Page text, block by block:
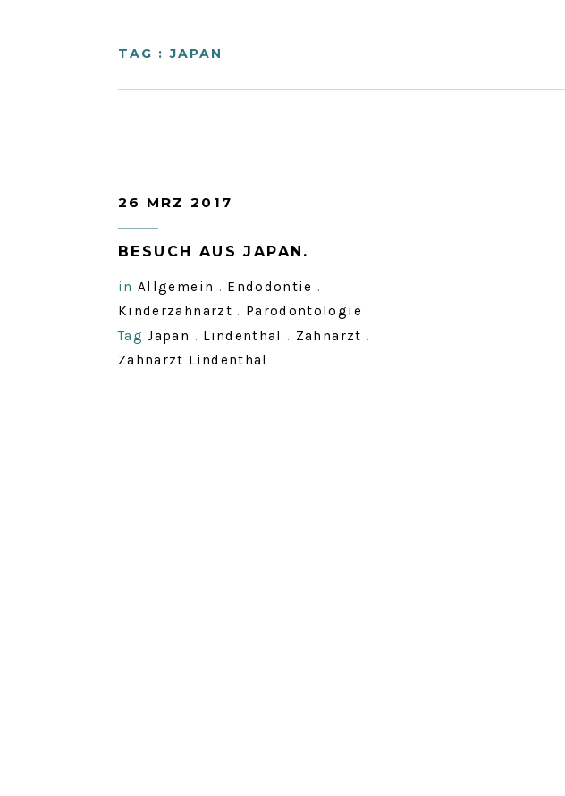
TAG : JAPAN
26 MRZ 2017
BESUCH AUS JAPAN.
in Allgemein . Endodontie .
Kinderzahnarzt . Parodontologie
Tag Japan . Lindenthal . Zahnarzt .
Zahnarzt Lindenthal